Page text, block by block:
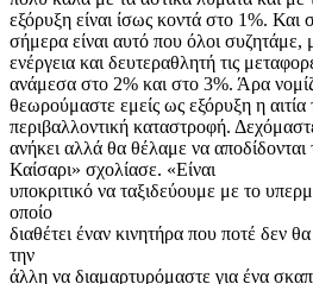
εξόρυξη είναι ίσως κοντά στο 1%. Και
σήμερα είναι αυτό που όλοι συζητάμε,
ενέργεια και δευτεραθλητή τις
ανάμεσα στο 2% και στο 3%. Άρα
θεωρούμαστε εμείς ως εξόρυξη η αιτία
περιβαλλοντική καταστροφή.
ανήκει αλλά θα θέλαμε να
Καίσαρι» σχολίασε. «Είναι
υποκριτικό να ταξιδεύουμε με το
οποίο
διαθέτει έναν κινητήρα που ποτέ δεν
την
άλλη να διαμαρτυρόμαστε για ένα